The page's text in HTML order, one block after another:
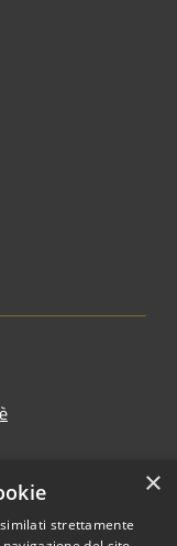
×
strettamente